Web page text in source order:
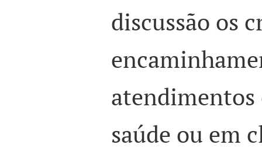
discussão os
atendimentos
saúde ou em